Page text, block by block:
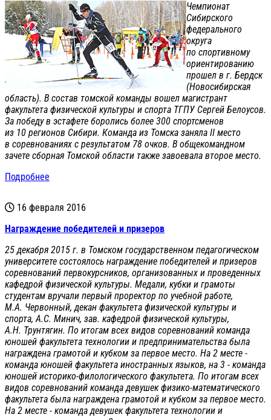
Чемпионат
Сибирского
федерального
округа
по спортивному
ориентированию
прошел в г. Бердск
(Новосибирская
область). В состав томской команды вошел магистрант
факультета физической культуры и спорта ТГПУ Сергей Белоусов.
За победу в эстафете боролись более 300 спортсменов
из 10 регионов Сибири. Команда из Томска заняла II место
в соревнованиях с результатом 78 очков. В общекомандном
зачете сборная Томской области также завоевала второе место.
Подробнее
16 февраля 2016
Награждение победителей и призеров
25 декабря 2015 г. в Томском государственном педагогическом
университете состоялось награждение победителей и призеров
соревнований первокурсников, организованных и проведенных
кафедрой физической культуры. Медали, кубки и грамоты
студентам вручали первый проректор по учебной работе,
М.А. Червонный, декан факультета физической культуры и
спорта, А.С. Минич, зав. кафедрой физической культуры,
А.Н. Трунтягин. По итогам всех видов соревнований команда
юношей факультета технологии и предпринимательства была
награждена грамотой и кубком за первое место. На 2 месте -
команда юношей факультета иностранных языков, на 3 - команда
юношей историко-филологического факультета. По итогам всех
видов соревнований команда девушек физико-математического
факультета была награждена грамотой и кубком за первое место.
На 2 месте - команда девушек факультета технологии и